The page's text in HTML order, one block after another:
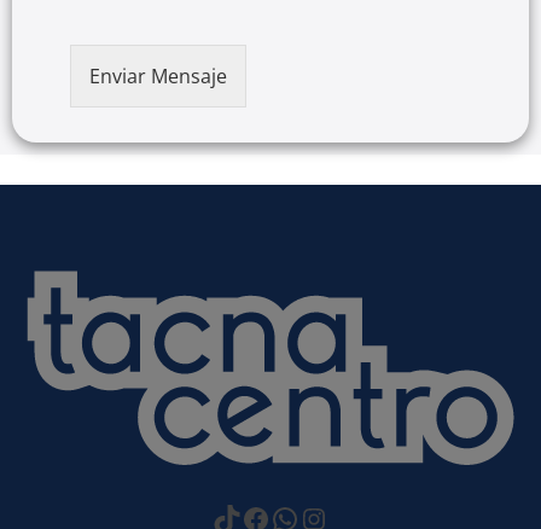
Enviar Mensaje
https://
Facebook
WhatsApp
Instagram